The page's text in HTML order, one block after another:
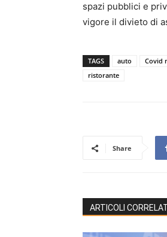
spazi pubblici e
vigore il divieto di
TAGS auto Covid
ristorante
Share
ARTICOLI